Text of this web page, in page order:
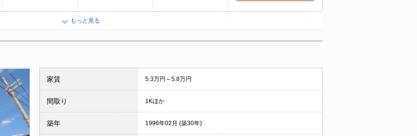
もっと見る
家賃 5.3万円～5.8万円
間取り 1Kほか
築年 1996年02月 (築30年)